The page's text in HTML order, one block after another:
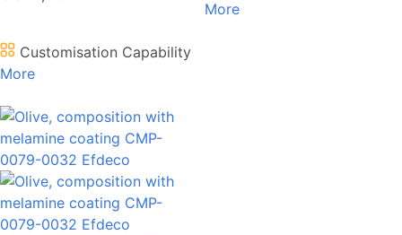
Customisation Capability
More
More